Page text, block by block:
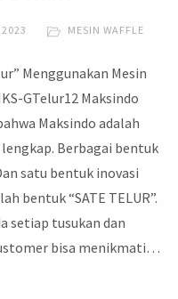
MESIN WAFFLE
Menggunakan Mesin
GTelur12 Maksindo
Maksindo adalah
Berbagai bentuk
satu bentuk inovasi
bentuk “SATE TELUR”.
setiap tusukan dan
bisa menikmati…